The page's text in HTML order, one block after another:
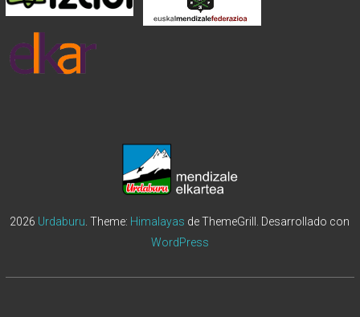
2026 Urdaburu . Theme: Himalayas de ThemeGrill. Desarrollado con
WordPress